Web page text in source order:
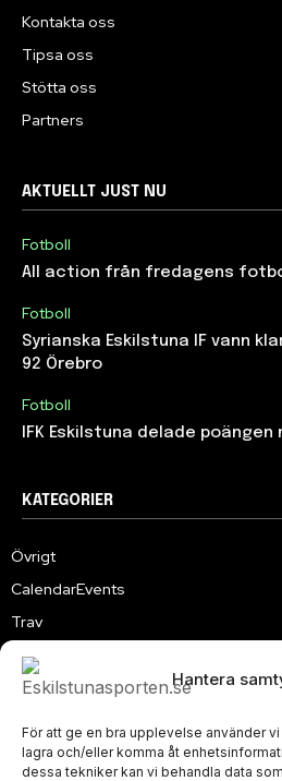
Hantera
För att ge en bra upplevelse använder
lagra och/eller komma åt
dessa tekniker kan vi behandla data
Kontakta oss
Tipsa oss
Stötta oss
Partners
AKTUELLT JUST NU
Fotboll
All action från fredagens
Fotboll
Syrianska Eskilstuna IF vann
92 Örebro
Fotboll
IFK Eskilstuna delade poängen
KATEGORIER
Övrigt
CalendarEvents
Trav
TV
Samhällsprojekt
Slalom